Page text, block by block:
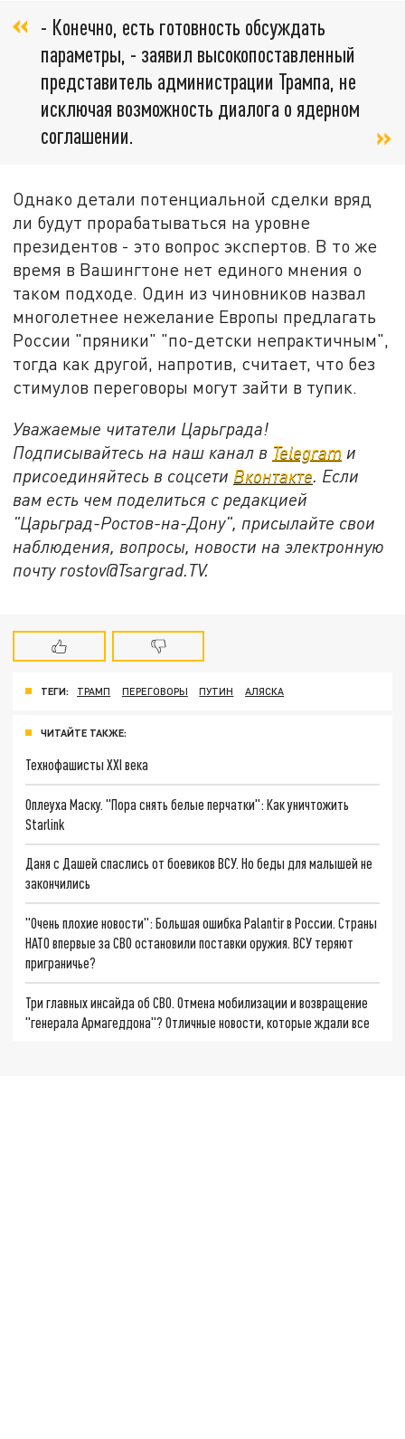
- Конечно, есть готовность обсуждать
параметры, - заявил высокопоставленный
представитель администрации Трампа, не
исключая возможность диалога о ядерном
соглашении.
Однако детали потенциальной сделки вряд
ли будут прорабатываться на уровне
президентов - это вопрос экспертов. В то же
время в Вашингтоне нет единого мнения о
таком подходе. Один из чиновников назвал
многолетнее нежелание Европы предлагать
России "пряники" "по-детски непрактичным",
тогда как другой, напротив, считает, что без
стимулов переговоры могут зайти в тупик.
Уважаемые читатели Царьграда!
Подписывайтесь на наш канал в Telegram и
присоединяйтесь в соцсети Вконтакте. Если
вам есть чем поделиться с редакцией
"Царьград-Ростов-на-Дону", присылайте свои
наблюдения, вопросы, новости на электронную
почту rostov@Tsargrad.ТV.
ТЕГИ: ТРАМП ПЕРЕГОВОРЫ ПУТИН АЛЯСКА
ЧИТАЙТЕ ТАКЖЕ:
Технофашисты XXI века
Оплеуха Маску. "Пора снять белые перчатки": Как уничтожить
Starlink
Даня с Дашей спаслись от боевиков ВСУ. Но беды для малышей не
закончились
"Очень плохие новости": Большая ошибка Palantir в России. Страны
НАТО впервые за СВО остановили поставки оружия. ВСУ теряют
приграничье?
Три главных инсайда об СВО. Отмена мобилизации и возвращение
"генерала Армагеддона"? Отличные новости, которые ждали все